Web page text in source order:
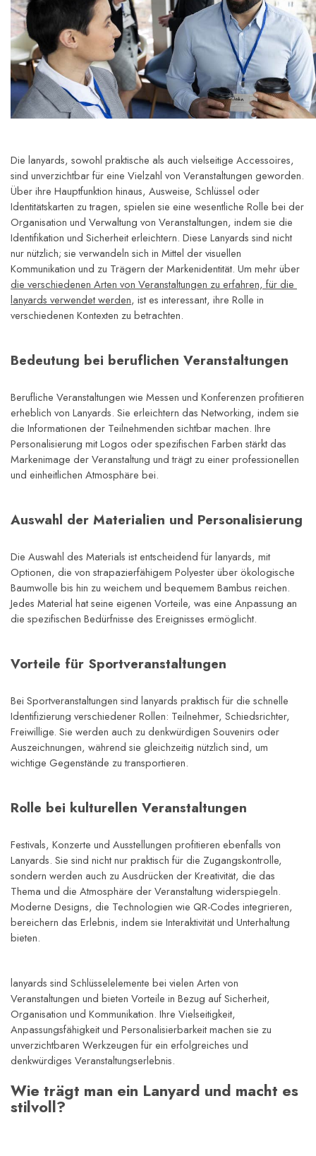
Die lanyards, sowohl praktische als auch vielseitige Accessoires,
sind unverzichtbar für eine Vielzahl von Veranstaltungen geworden.
Über ihre Hauptfunktion hinaus, Ausweise, Schlüssel oder
Identitätskarten zu tragen, spielen sie eine wesentliche Rolle bei der
Organisation und Verwaltung von Veranstaltungen, indem sie die
Identifikation und Sicherheit erleichtern. Diese Lanyards sind nicht
nur nützlich; sie verwandeln sich in Mittel der visuellen
die verschiedenen Arten von Veranstaltungen zu erfahren, für die
lanyards verwendet werden, ist es interessant, ihre Rolle in
verschiedenen Kontexten zu betrachten.
Bedeutung bei beruflichen Veranstaltungen
Berufliche Veranstaltungen wie Messen und Konferenzen profitieren
erheblich von Lanyards. Sie erleichtern das Networking, indem sie
die Informationen der Teilnehmenden sichtbar machen. Ihre
Personalisierung mit Logos oder spezifischen Farben stärkt das
Markenimage der Veranstaltung und trägt zu einer professionellen
und einheitlichen Atmosphäre bei.
Auswahl der Materialien und Personalisierung
Die Auswahl des Materials ist entscheidend für lanyards, mit
Optionen, die von strapazierfähigem Polyester über ökologische
Baumwolle bis hin zu weichem und bequemem Bambus reichen.
Jedes Material hat seine eigenen Vorteile, was eine Anpassung an
die spezifischen Bedürfnisse des Ereignisses ermöglicht.
Vorteile für Sportveranstaltungen
Bei Sportveranstaltungen sind lanyards praktisch für die schnelle
Identifizierung verschiedener Rollen: Teilnehmer, Schiedsrichter,
Freiwillige. Sie werden auch zu denkwürdigen Souvenirs oder
Auszeichnungen, während sie gleichzeitig nützlich sind, um
wichtige Gegenstände zu transportieren.
Rolle bei kulturellen Veranstaltungen
Festivals, Konzerte und Ausstellungen profitieren ebenfalls von
Lanyards. Sie sind nicht nur praktisch für die Zugangskontrolle,
sondern werden auch zu Ausdrücken der Kreativität, die das
Thema und die Atmosphäre der Veranstaltung widerspiegeln.
Moderne Designs, die Technologien wie QR-Codes integrieren,
bereichern das Erlebnis, indem sie Interaktivität und Unterhaltung
bieten.
lanyards sind Schlüsselelemente bei vielen Arten von
Veranstaltungen und bieten Vorteile in Bezug auf Sicherheit,
Organisation und Kommunikation. Ihre Vielseitigkeit,
Anpassungsfähigkeit und Personalisierbarkeit machen sie zu
unverzichtbaren Werkzeugen für ein erfolgreiches und
denkwürdiges Veranstaltungserlebnis.
Wie trägt man ein Lanyard und macht es
stilvoll?